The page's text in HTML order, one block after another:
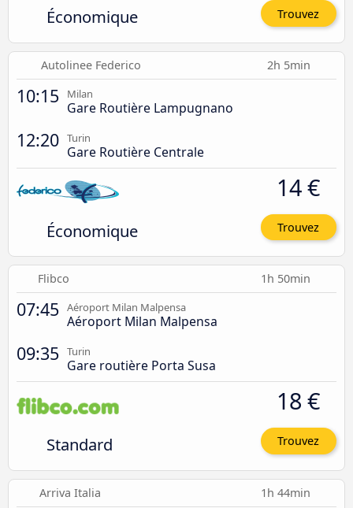
Économique Trouvez
Autolinee Federico 2h 5min
10:15 Milan
Gare Routière Lampugnano
12:20 Turin
Gare Routière Centrale
Économique
14 €
Trouvez
Flibco 1h 50min
07:45 Aéroport Milan Malpensa
Aéroport Milan Malpensa
09:35 Turin
Gare routière Porta Susa
Standard
18 €
Trouvez
Arriva Italia 1h 44min